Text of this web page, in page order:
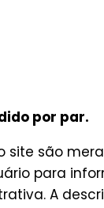
por par.
site são
para
A